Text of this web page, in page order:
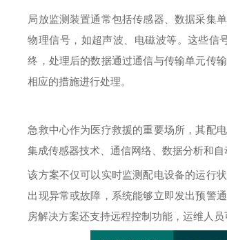
局放监测装置通常包括传感器、数据采集
物理信号，如超声波、电磁波等。这些信
终，处理后的数据通过通信与传输单元传
相应的措施进行处理。
急救中心作为医疗救援的重要场所，其配
集成传感器技术、通信网络、数据分析和
该方案不仅可以实时监测配电设备的运行
出现异常或故障，系统能够立即发出预警
房解决方案还支持远程控制功能，运维人